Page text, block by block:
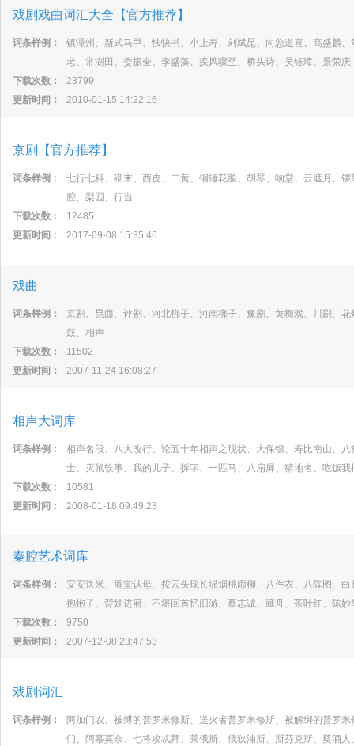
戏剧戏曲词汇大全【官方推荐】
词条样例：
镇潭州、新式马甲、怯快书、小上寿、刘斌昆、向您道喜、高盛麟
老、常澍田、娄振奎、李盛藻、疾风骤至、桥头诗、吴钰璋、景荣庆
下载次数：
23799
更新时间：
2010-01-15 14:22:16
京剧【官方推荐】
词条样例：
七行七科、砌末、西皮、二黄、铜锤花脸、胡琴、响堂、云遮月、
腔、梨园、行当
下载次数：
12485
更新时间：
2017-09-08 15:35:46
戏曲
词条样例：
京剧、昆曲、评剧、河北梆子、河南梆子、豫剧、黄梅戏、川剧、
鼓、相声
下载次数：
11502
更新时间：
2007-11-24 16:08:27
相声大词库
词条样例：
相声名段、八大改行、论五十年相声之现状、大保镖、寿比南山、
士、灭鼠轶事、我的儿子、拆字、一匹马、八扇屏、猜地名、吃饭我
下载次数：
10581
更新时间：
2008-01-18 09:49:23
秦腔艺术词库
词条样例：
安安送米、庵堂认母、按云头现长堤烟桃雨柳、八件衣、八阵图、
抱抱子、背娃进府、不堪回首忆旧游、蔡志诚、藏舟、茶叶红、陈
下载次数：
9750
更新时间：
2007-12-08 23:47:53
戏剧词汇
词条样例：
阿加门农、被缚的普罗米修斯、送火者普罗米修斯、被解绑的普罗
们、阿慕莫奈、七将攻忒拜、莱俄斯、俄狄浦斯、斯芬克斯、奠酒